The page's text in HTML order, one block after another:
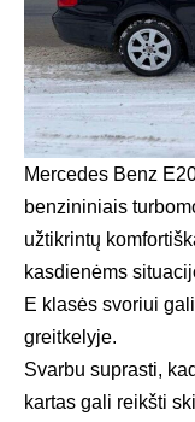
Mercedes Benz
benzininiais
užtikrintų
kasdienėms
E klasės svoriui
greitkelyje.
Svarbu suprasti,
kartas gali reikšti